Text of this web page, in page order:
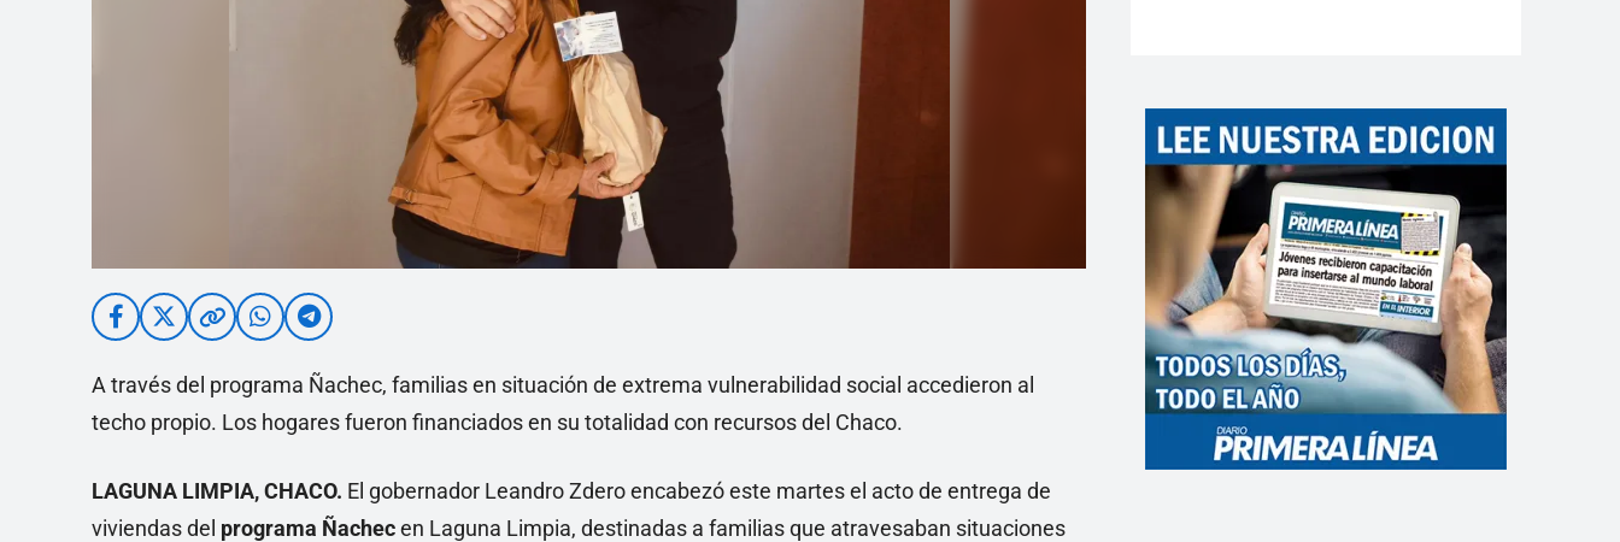
A través del programa Ñachec, familias en situación de extrema vulnerabilidad social accedieron al
techo propio. Los hogares fueron financiados en su totalidad con recursos del Chaco.
LAGUNA LIMPIA, CHACO. El gobernador Leandro Zdero encabezó este martes el acto de entrega de
viviendas del programa Ñachecen Laguna Limpia, destinadas a familias que atravesaban situaciones